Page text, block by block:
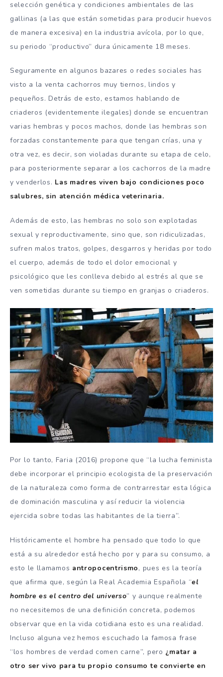
selección genética y condiciones ambientales de las
gallinas (a las que están sometidas para producir huevos
de manera excesiva) en la industria avícola, por lo que,
su periodo “productivo” dura únicamente 18 meses.
Seguramente en algunos bazares o redes sociales has
visto a la venta cachorros muy tiernos, lindos y
pequeños. Detrás de esto, estamos hablando de
criaderos (evidentemente ilegales) donde se encuentran
varias hembras y pocos machos, donde las hembras son
forzadas constantemente para que tengan crías, una y
otra vez, es decir, son violadas durante su etapa de celo,
para posteriormente separar a los cachorros de la madre
y venderlos. Las madres viven bajo condiciones poco
salubres, sin atención médica veterinaria.
Además de esto, las hembras no solo son explotadas
sexual y reproductivamente, sino que, son ridiculizadas,
sufren malos tratos, golpes, desgarros y heridas por todo
el cuerpo, además de todo el dolor emocional y
psicológico que les conlleva debido al estrés al que se
ven sometidas durante su tiempo en granjas o criaderos.
Por lo tanto, Faria (2016) propone que “la lucha feminista
debe incorporar el principio ecologista de la preservación
de la naturaleza como forma de contrarrestar esta lógica
de dominación masculina y así reducir la violencia
ejercida sobre todas las habitantes de la tierra”.
Históricamente el hombre ha pensado que todo lo que
está a su alrededor está hecho por y para su consumo, a
esto le llamamos antropocentrismo, pues es la teoría
que afirma que, según la Real Academia Española “el
hombre es el centro del universo” y aunque realmente
no necesitemos de una definición concreta, podemos
observar que en la vida cotidiana esto es una realidad.
Incluso alguna vez hemos escuchado la famosa frase
“los hombres de verdad comen carne”, pero ¿matar a
otro ser vivo para tu propio consumo te convierte en